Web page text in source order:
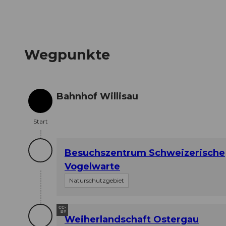
Wegpunkte
Start
Start
Bahnhof Willisau
Besuchszentrum Schweizerische
Vogelwarte
Naturschutzgebiet
CC-
BY
Weiherlandschaft Ostergau